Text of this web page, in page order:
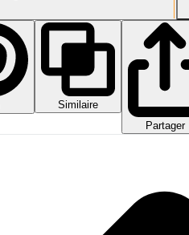
Similaire
Partager